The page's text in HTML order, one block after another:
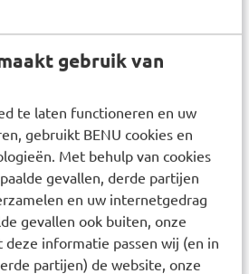
gebruik van
te laten functioneren en uw
gebruikt BENU cookies en
Met behulp van cookies
gevallen, derde partijen
en uw internetgedrag
gevallen ook buiten, onze
informatie passen wij (en in
partijen) de website, onze
Sensitive-pleisters zijn ook
schoon en verwijder
stoffen zoals vuil of
de snijwond of schram heel
aan zonder deze uit te rekken